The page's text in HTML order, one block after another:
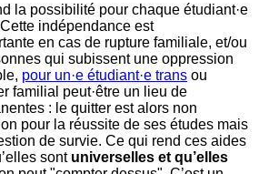
la possibilité pour chaque étudiant·e
indépendance est
en cas de rupture familiale, et/ou
qui subissent une oppression
pour un·e étudiant·e trans ou
familial peut·être un lieu de
: le quitter est alors non
pour la réussite de ses études mais
de survie. Ce qui rend ces aides
sont universelles et qu’elles